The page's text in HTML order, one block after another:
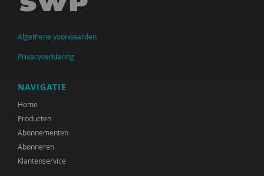
Algemene voorwaarden
Privacyverklaring
NAVIGATIE
Home
Producten
Abonnementen
Abonneren
Klantenservice